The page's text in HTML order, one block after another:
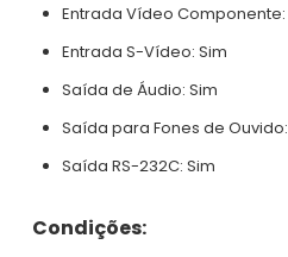
Entrada Vídeo Componente:
Entrada S-Vídeo: Sim
Saída de Áudio: Sim
Saída para Fones de Ouvido:
Saída RS-232C: Sim
Condições: